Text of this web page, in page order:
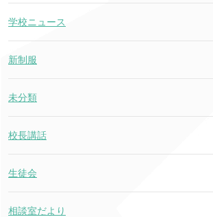
学校ニュース
新制服
未分類
校長講話
生徒会
相談室だより